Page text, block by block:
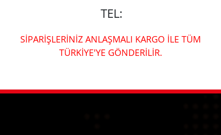
TEL:
SİPARİŞLERİNİZ ANLAŞMALI KARGO İLE TÜM
TÜRKİYE'YE GÖNDERİLİR.